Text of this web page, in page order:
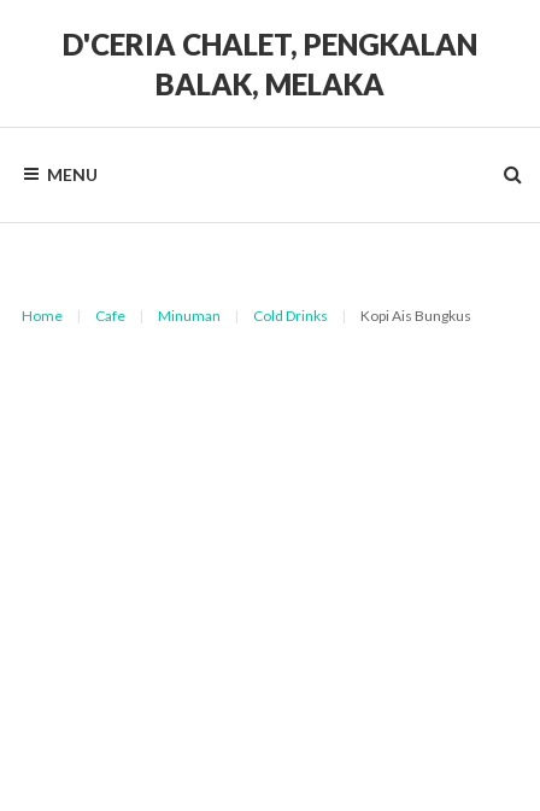
D'CERIA CHALET, PENGKALAN
BALAK, MELAKA
unitMENU
Home | Cafe | Minuman | Cold Drinks | Kopi Ais Bungkus